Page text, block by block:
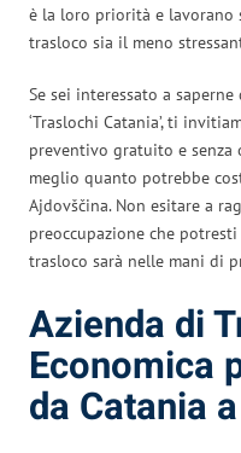
è la loro priorità e lavorano
trasloco sia il meno
Se sei interessato a
‘Traslochi Catania’, ti
preventivo gratuito e
meglio quanto potrebbe
Ajdovščina. Non esitare a
preoccupazione che potresti
trasloco sarà nelle mani di
Azienda di
Economica
da Catania